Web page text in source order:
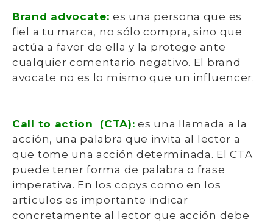
Brand advocate: es una persona que es
fiel a tu marca, no sólo compra, sino que
actúa a favor de ella y la protege ante
cualquier comentario negativo. El brand
avocate no es lo mismo que un influencer.
Call to action (CTA): es una llamada a la
acción, una palabra que invita al lector a
que tome una acción determinada. El CTA
puede tener forma de palabra o frase
imperativa. En los copys como en los
artículos es importante indicar
concretamente al lector que acción debe